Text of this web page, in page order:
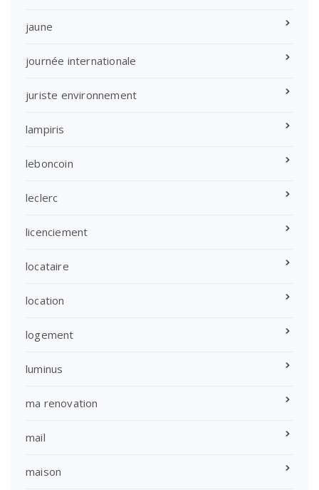
jaune
journée internationale
juriste environnement
lampiris
leboncoin
leclerc
licenciement
locataire
location
logement
luminus
ma renovation
mail
maison